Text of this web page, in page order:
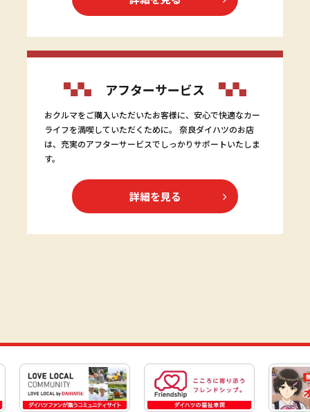
アフターサービス
おクルマをご購入いただいたお客様に、安心で快適なカー
ライフを満喫していただくために。 奈良ダイハツのお店
は、充実のアフターサービスでしっかりサポートいたしま
す。
詳細を見る